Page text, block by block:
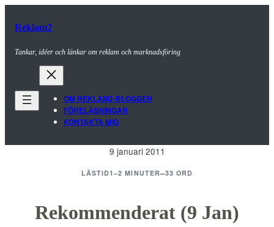
Reklam2
Tankar, idéer och länkar om reklam och marknadsföring
OM REKLAM2-BLOGGEN
FÖRELÄSNINGAR
KONTAKTA MIG
9 januari 2011
LÄSTID1–2 MINUTER–33 ORD
Rekommenderat (9 Jan)